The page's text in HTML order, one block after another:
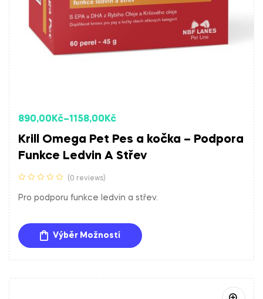
890,00Kč–1158,00Kč
Krill Omega Pet Pes a kočka – Podpora
Funkce Ledvin A Střev
(0 reviews)
Pro podporu funkce ledvin a střev.
Výběr Možností